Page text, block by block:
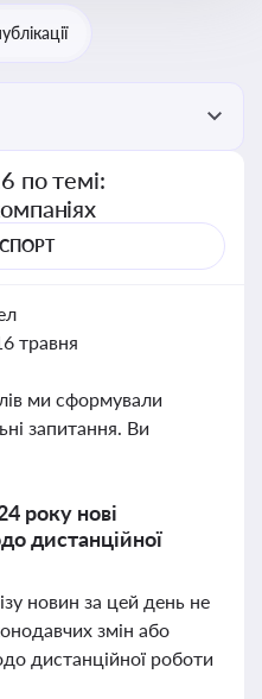
по темі:
травня
ми сформували
запитання. Ви
року нові
дистанційної
новин за цей день не
змін або
дистанційної роботи